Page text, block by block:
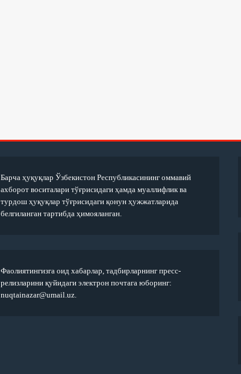
Барча ҳуқуқлар Ўзбекистон Республикасининг оммавий
ахборот воситалари тўғрисидаги ҳамда муаллифлик ва
турдош ҳуқуқлар тўғрисидаги қонун ҳужжатларида
белгиланган тартибда ҳимояланган.
Фаолиятингизга оид хабарлар, тадбирларнинг пресс-
релизларини қуйидаги электрон почтага юборинг:
nuqtainazar@umail.uz.